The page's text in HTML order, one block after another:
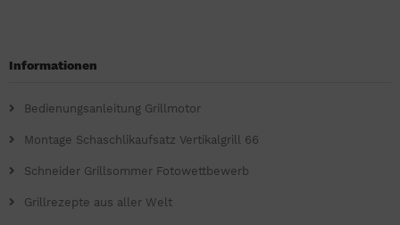
Informationen
Bedienungsanleitung Grillmotor
Montage Schaschlikaufsatz Vertikalgrill 66
Schneider Grillsommer Fotowettbewerb
Grillrezepte aus aller Welt